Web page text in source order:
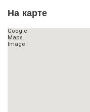
На карте